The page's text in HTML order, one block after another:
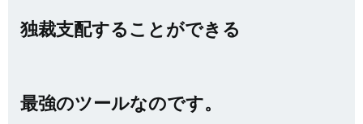
独裁支配することができる
最強のツールなのです。